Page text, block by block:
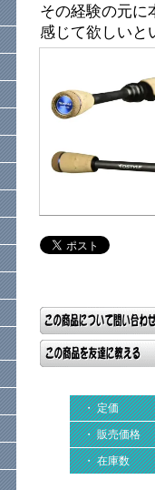
その経験の元に
感じて欲しいと
・ 定価
・ 販売価格
・ 在庫数